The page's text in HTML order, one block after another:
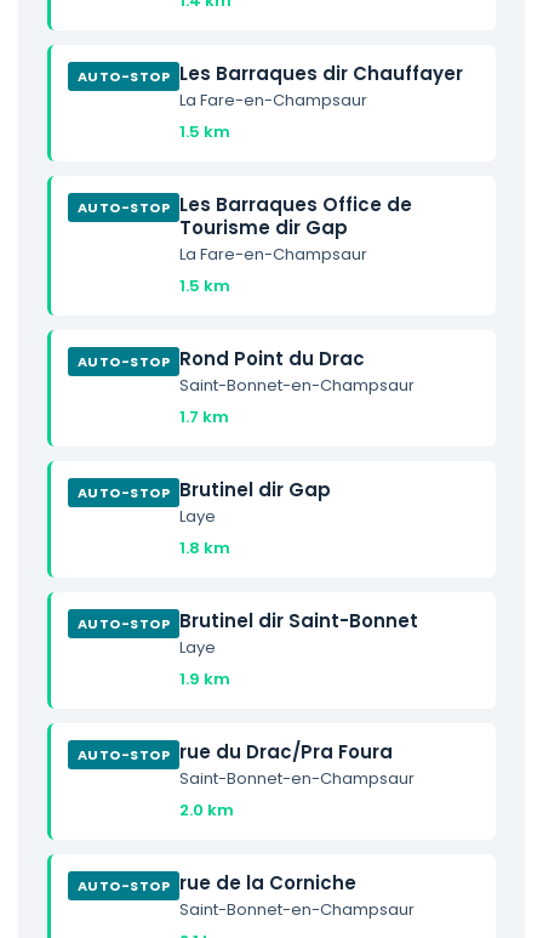
AUTO-STOP Les Barraques dir Chauffayer
La Fare-en-Champsaur
1.5 km
AUTO-STOP Les Barraques Office de
Tourisme dir Gap
La Fare-en-Champsaur
1.5 km
AUTO-STOP Rond Point du Drac
Saint-Bonnet-en-Champsaur
1.7 km
AUTO-STOP Brutinel dir Gap
Laye
1.8 km
AUTO-STOP Brutinel dir Saint-Bonnet
Laye
1.9 km
AUTO-STOP rue du Drac/Pra Foura
Saint-Bonnet-en-Champsaur
2.0 km
AUTO-STOP rue de la Corniche
Saint-Bonnet-en-Champsaur